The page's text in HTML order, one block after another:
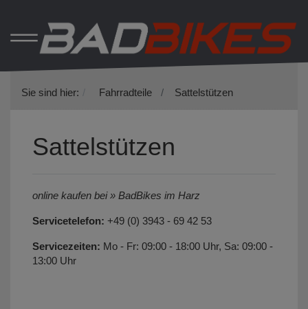
Sie sind hier: Fahrradteile Sattelstützen
Sattelstützen
online kaufen bei » BadBikes im Harz
Servicetelefon: +49 (0) 3943 - 69 42 53
Servicezeiten: Mo - Fr: 09:00 - 18:00 Uhr, Sa: 09:00 -
13:00 Uhr